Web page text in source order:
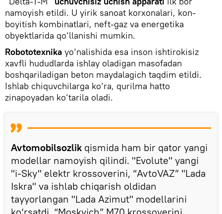
namoyish etildi. U yirik sanoat korxonalari, kon-
boyitish kombinatlari, neft-gaz va energetika
obyektlarida qo‘llanishi mumkin.
Robototexnika yo‘nalishida esa inson ishtirokisiz
xavfli hududlarda ishlay oladigan masofadan
boshqariladigan beton maydalagich taqdim etildi.
Ishlab chiquvchilarga ko‘ra, qurilma hatto
zinapoyadan ko‘tarila oladi.
Avtomobilsozlik qismida ham bir qator yangi
modellar namoyish qilindi. "Evolute" yangi
"i-Sky" elektr krossoverini, “AvtoVAZ” "Lada
Iskra" va ishlab chiqarish oldidan
tayyorlangan "Lada Azimut" modellarini